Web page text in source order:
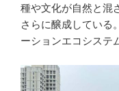
種や文化が自然と混
さらに醸成している
ーションエコシステ